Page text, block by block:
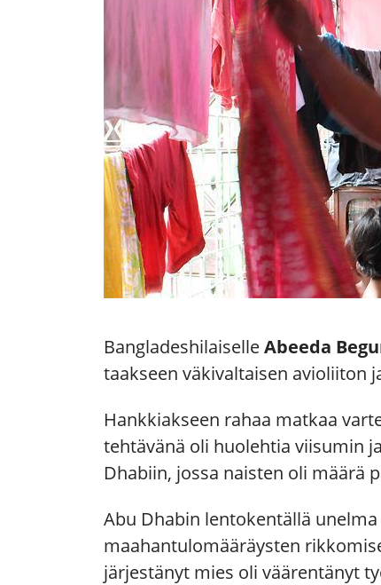
BangladeshilaiselleAbeeda
taakseen väkivaltaisen avioliiton
Hankkiakseen rahaa matkaa
tehtävänä oli huolehtia viisumin
Dhabiin, jossa naisten oli määrä
Abu Dhabin lentokentällä
maahantulomääräysten
järjestänyt mies oli väärentänyt